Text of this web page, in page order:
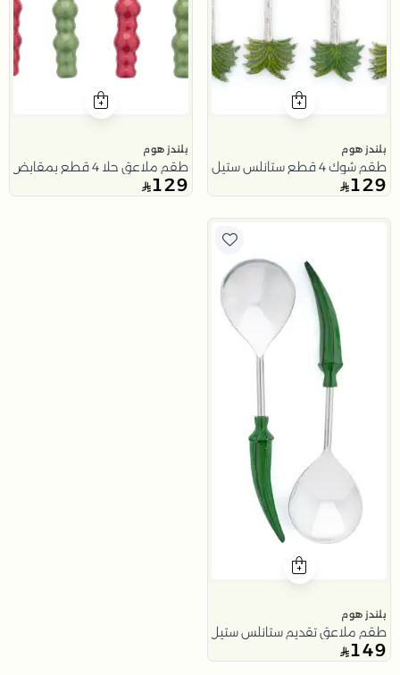
بلندز هوم
طقم شوك 4 قطع ستانلس ستيل بمقابض نخلة من نقاء
129
بلندز هوم
طقم ملاعق حلا 4 قطع بمقابض احمر و اخضر من نقاء
129
بلندز هوم
طقم ملاعق تقديم ستانلس ستيل قطعتين من نقاء
149